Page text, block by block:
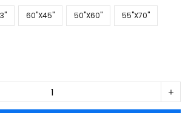
60''X45'' 50''X60'' 55''X70''